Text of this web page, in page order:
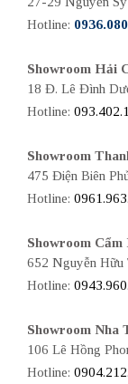
Hotline:
Showroom Hải
18 Đ. Lê Đình
Hotline:
Showroom
475 Điện Biên
Hotline:
Showroom
652 Nguyễn Hữu
Hotline:
Showroom Nha
106 Lê Hồng
Hotline: